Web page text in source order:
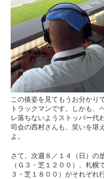
この後姿を見てもうお分かり
トラックマンです。しかも、
レ落ちないようストッパー代
司会の西村さんも、笑いを堪
よ。
さて、次週８／１４（日）の
（Ｇ３・芝１２００）、札幌
３・芝１８００）がそれぞれ